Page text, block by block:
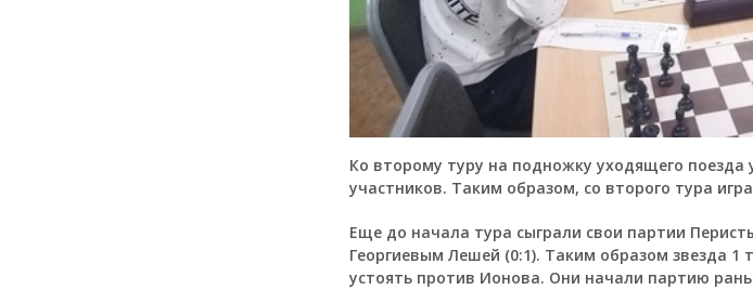
Ко второму туру на подножку уходящего поезда
участников. Таким образом, со второго тура
Еще до начала тура сыграли свои партии
Георгиевым Лешей (0:1). Таким образом звезда 1
устоять против Ионова. Они начали партию